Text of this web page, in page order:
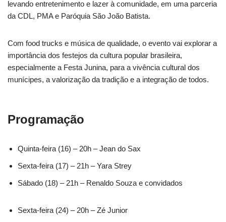
levando entretenimento e lazer à comunidade, em uma parceria
da CDL, PMA e Paróquia São João Batista.
Com food trucks e música de qualidade, o evento vai explorar a
importância dos festejos da cultura popular brasileira,
especialmente a Festa Junina, para a vivência cultural dos
munícipes, a valorização da tradição e a integração de todos.
Programação
Quinta-feira (16) – 20h – Jean do Sax
Sexta-feira (17) – 21h – Yara Strey
Sábado (18) – 21h – Renaldo Souza e convidados
Sexta-feira (24) – 20h – Zé Junior